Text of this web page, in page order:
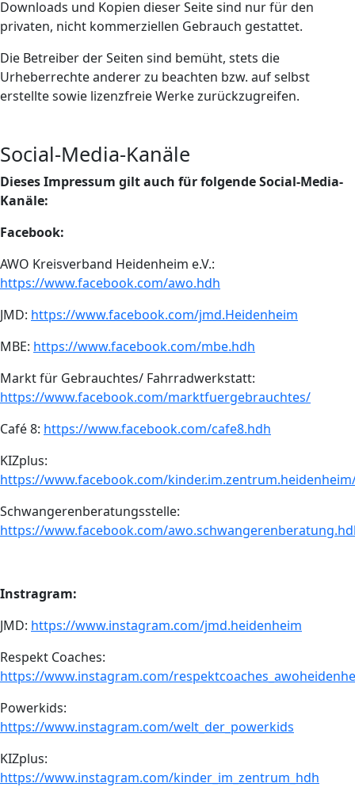
Downloads und Kopien dieser Seite sind nur für den
privaten, nicht kommerziellen Gebrauch gestattet.
Die Betreiber der Seiten sind bemüht, stets die
Urheberrechte anderer zu beachten bzw. auf selbst
erstellte sowie lizenzfreie Werke zurückzugreifen.
Social-Media-Kanäle
Dieses Impressum gilt auch für folgende Social-Media-
Kanäle:
Facebook:
AWO Kreisverband Heidenheim e.V.:
https://www.facebook.com/awo.hdh
JMD: https://www.facebook.com/jmd.Heidenheim
MBE: https://www.facebook.com/mbe.hdh
Markt für Gebrauchtes/ Fahrradwerkstatt:
https://www.facebook.com/marktfuergebrauchtes/
Café 8: https://www.facebook.com/cafe8.hdh
KIZplus:
https://www.facebook.com/
Schwangerenberatungsstelle:
https://www.facebook.com/
Instragram:
JMD: https://www.instagram.com/jmd.heidenheim
Respekt Coaches:
https://www.instagram.com/
Powerkids:
https://www.instagram.com/welt_der_powerkids
KIZplus:
https://www.instagram.com/kinder_im_zentrum_hdh